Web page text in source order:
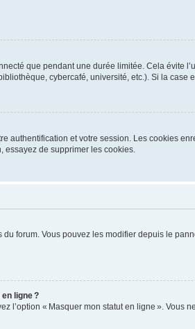
que pendant une durée limitée. Cela évite
cybercafé, université, etc.). Si la
authentification et votre session. Les cookies
essayez de supprimer les cookies.
forum. Vous pouvez les modifier depuis le
ligne ?
l’option « Masquer mon statut en ligne ».